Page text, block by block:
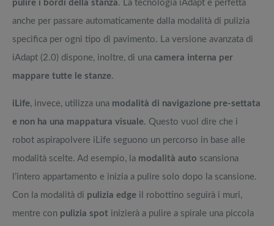
pulire i bordi della stanza. La tecnologia iAdapt è perfetta
anche per passare automaticamente dalla modalità di pulizia
specifica per ogni tipo di pavimento. La versione avanzata di
iAdapt (2.0) dispone, inoltre, di una camera interna per
mappare tutte le stanze.
iLife, invece, utilizza una modalità di navigazione pre-settata
e non ha una mappatura visuale. Questo vuol dire che i
robot aspirapolvere iLife seguono un percorso in base alle
modalità scelte. Ad esempio, la modalità auto scansiona
l’intero appartamento e inizia a pulire solo dopo la scansione.
Con la modalità di pulizia edge il robottino seguirà i muri,
mentre con pulizia spot inizierà a pulire a spirale una piccola